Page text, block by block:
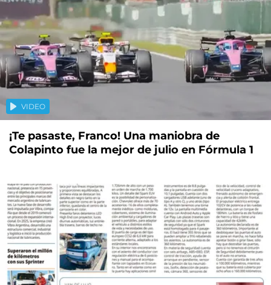
VIDEO
¡Te pasaste, Franco! Una maniobra de
Colapinto fue la mejor de julio en Fórmula 1